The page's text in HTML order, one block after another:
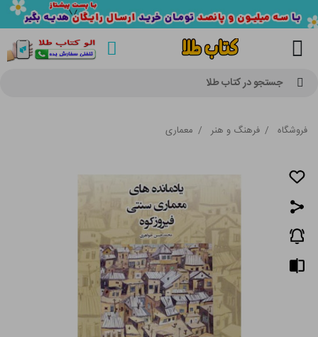
جستجو در کتاب طلا
فروشگاه / فرهنگ و هنر / معماری